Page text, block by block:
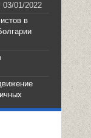
03/01/2022
в